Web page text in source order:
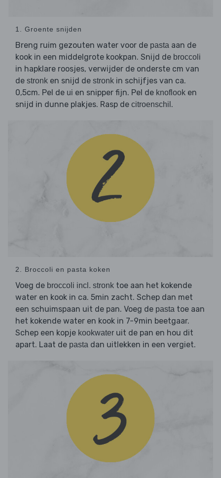
1. Groente snijden
Breng ruim gezouten water voor de pasta aan de
kook in een middelgrote kookpan. Snijd de broccoli
in hapklare roosjes, verwijder de onderste cm van
de stronk en snijd de stronk in schijfjes van ca.
0,5cm. Pel de ui en snipper fijn. Pel de knoflook en
snijd in dunne plakjes. Rasp de citroenschil .
2. Broccoli en pasta koken
Voeg de broccoli incl. stronk toe aan het kokende
water en kook in ca. 5min zacht. Schep dan met
een schuimspaan uit de pan. Voeg de pasta toe aan
het kokende water en kook in 7-9min beetgaar.
Schep een kopje kookwater uit de pan en hou dit
apart. Laat de pasta dan uitlekken in een vergiet.